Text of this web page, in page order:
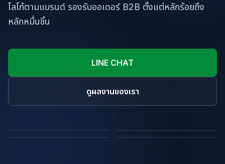
โลโก้ตามแบรนด์ รองรับออเดอร์ B2B ตั้งแต่หลักร้อยถึง
หลักหมื่นชิ้น
LINE CHAT
ดูผลงานของเรา